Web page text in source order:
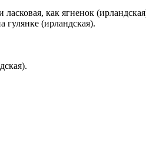
как ягненок
гулянке (ирландская).